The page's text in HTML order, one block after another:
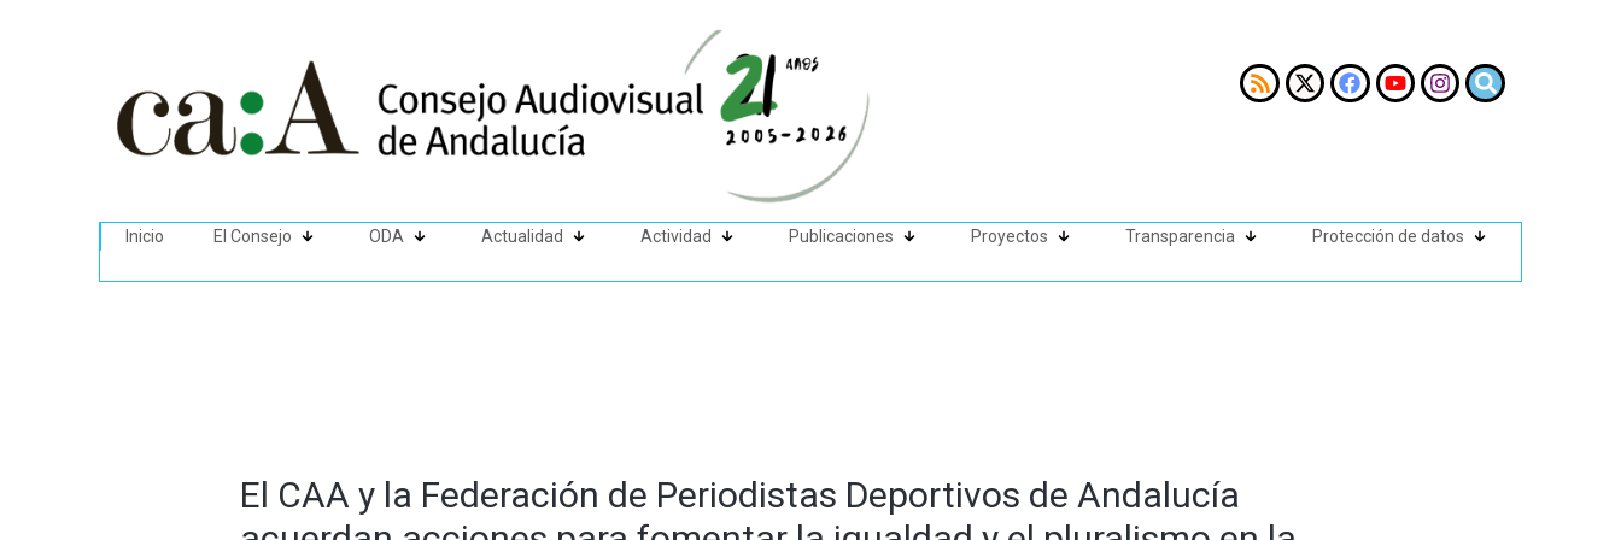
Inicio El Consejo ODA Actualidad Actividad Publicaciones Proyectos Transparencia Protección de datos
El CAA y la Federación de Periodistas Deportivos de Andalucía